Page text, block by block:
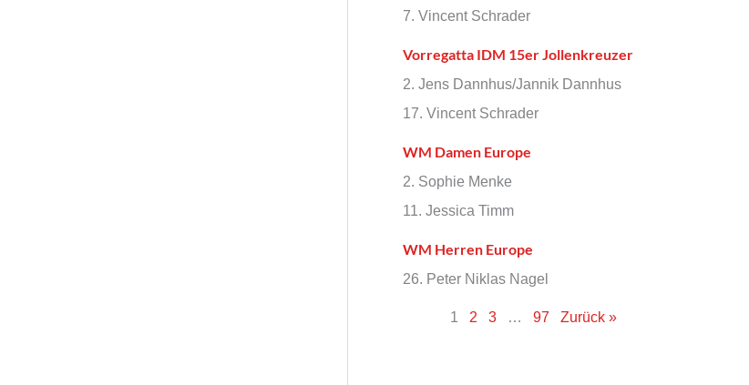
7. Vincent Schrader
Vorregatta IDM 15er Jollenkreuzer
2. Jens Dannhus/Jannik Dannhus
17. Vincent Schrader
WM Damen Europe
2. Sophie Menke
11. Jessica Timm
WM Herren Europe
26. Peter Niklas Nagel
1 2 3 … 97 Zurück »